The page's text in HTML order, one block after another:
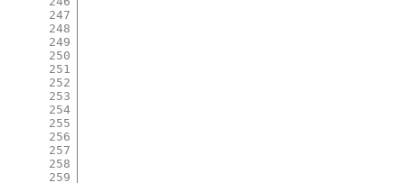
247
248
249
250
251
252
253
254
255
256
257
258
259